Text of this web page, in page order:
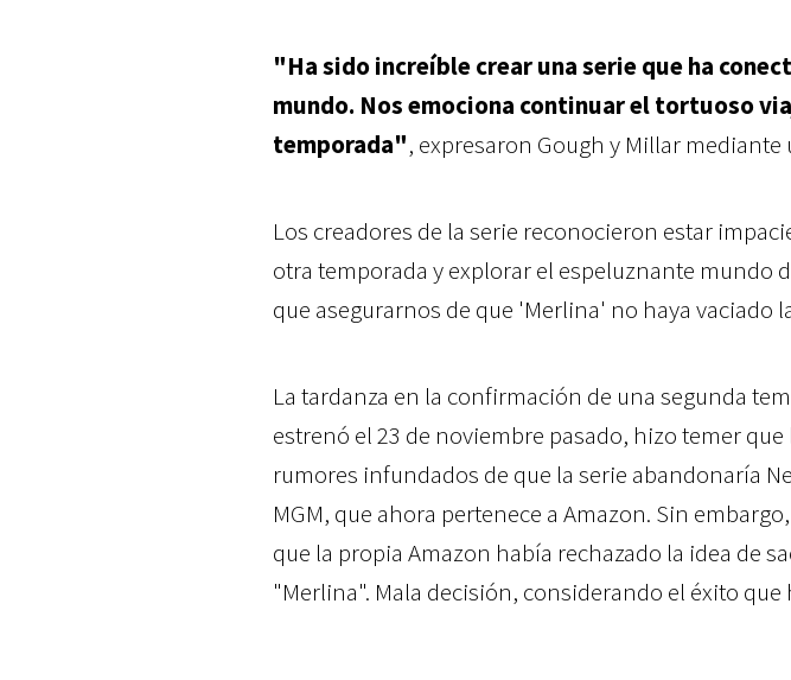
"Ha sido increíble crear una serie que ha
mundo. Nos emociona continuar el tortuoso
temporada", expresaron Gough y Millar
Los creadores de la serie reconocieron estar
otra temporada y explorar el espeluznante mundo
que asegurarnos de que 'Merlina' no haya vaciado
La tardanza en la confirmación de una segunda
estrenó el 23 de noviembre pasado, hizo temer
rumores infundados de que la serie abandonaría
MGM, que ahora pertenece a Amazon. Sin
que la propia Amazon había rechazado la idea de
"Merlina". Mala decisión, considerando el éxito